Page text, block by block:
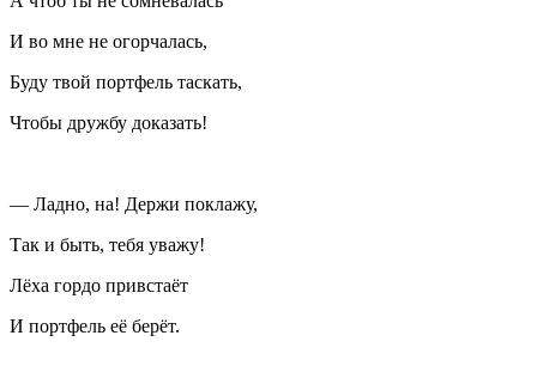
И во мне не огорчалась,
Буду твой портфель таскать,
Чтобы дружбу доказать!
— Ладно, на! Держи поклажу,
Так и быть, тебя уважу!
Лёха гордо привстаёт
И портфель её берёт.